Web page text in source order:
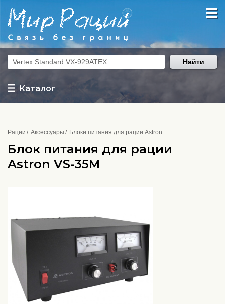
Каталог
Найти
Рации Аксессуары Блоки питания для рации Astron
Блок питания для рации
Astron VS-35M